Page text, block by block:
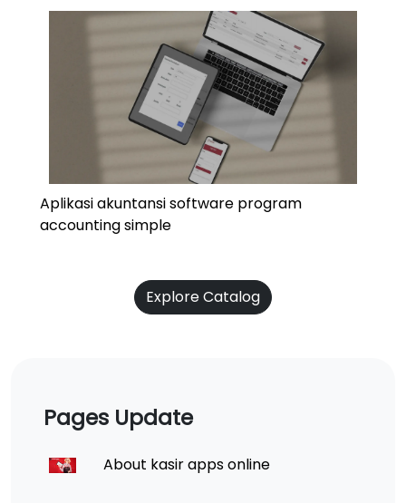
Aplikasi akuntansi software program
accounting simple
Explore Catalog
Pages Update
About kasir apps online